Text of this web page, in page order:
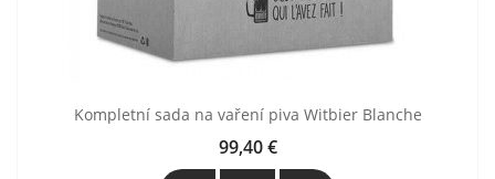
Kompletní sada na vaření piva Witbier Blanche
Cijena
99,40 €